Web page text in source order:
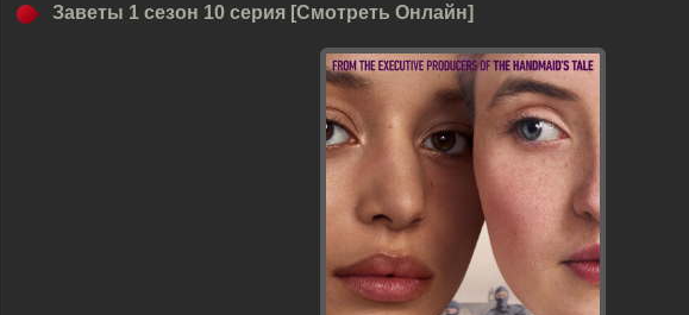
Заветы 1 сезон 10 серия [Смотреть Онлайн]